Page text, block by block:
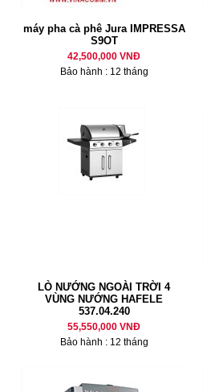
máy pha cà phê Jura IMPRESSA
S9OT
42,500,000 VNĐ
Bảo hành : 12 tháng
LÒ NƯỚNG NGOÀI TRỜI 4
VÙNG NƯỚNG HAFELE
537.04.240
55,550,000 VNĐ
Bảo hành : 12 tháng